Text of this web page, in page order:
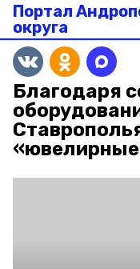
Портал
округа
Благодаря